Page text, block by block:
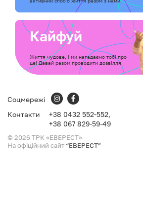
Кайфуй
Життя чудове, і ми нагадаємо тобі про
це! Давай разом проводити дозвілля
© 2026 ТРК «ЕВЕРЕСТ»
На офіційний сайт “ЕВЕРЕСТ”
Контакти +38 0432 552-552,
+38 067 829-59-49
Соцмережі